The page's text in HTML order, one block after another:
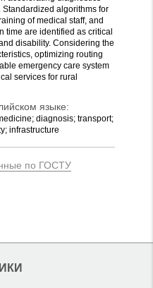
algorithms for
of medical staff, and
time are identified as critical
disability. Considering the
optimizing routing
emergency care system
services for rural
языке:
diagnosis; transport;
infrastructure
по ГОСТУ